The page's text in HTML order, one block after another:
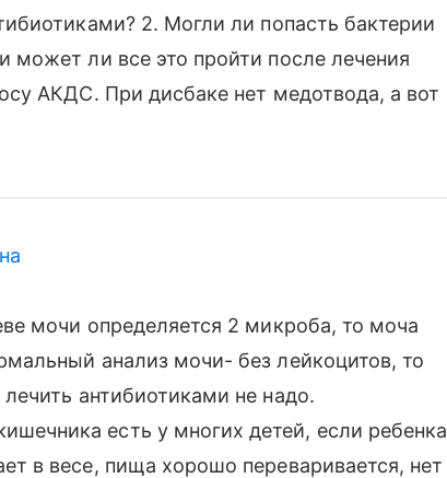
2. Могли ли попасть бактерии
может ли все это пройти после лечения
АКДС. При дисбаке нет медотвода, а вот
мочи определяется 2 микроба, то моча
анализ мочи- без лейкоцитов, то
антибиотиками не надо.
есть у многих детей, если ребенка
в весе, пища хорошо переваривается, нет